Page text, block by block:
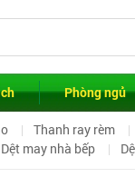
Phòng ngủ
Thanh ray rèm
Dệt may nhà bếp